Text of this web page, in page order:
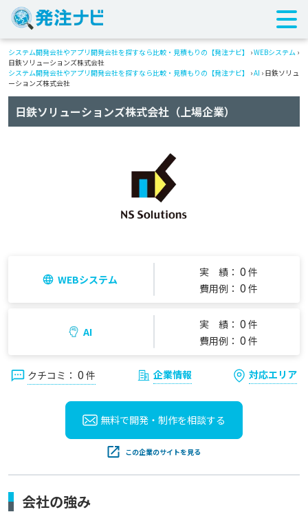
システム開発会社やアプリ開発会社を探すなら比較・見積もりの【発注ナビ】 ›WEBシステム ›
日鉄ソリューションズ株式会社
システム開発会社やアプリ開発会社を探すなら比較・見積もりの【発注ナビ】
›AI › 日鉄ソリュ
ーションズ株式会社
日鉄ソリューションズ株式会社（上場企業）
WEBシステム
実 績： 0 件
費用例： 0 件
AI
実 績： 0 件
費用例： 0 件
クチコミ： 0 件 企業情報 対応エリア
無料で開発・制作を相談する
この企業のサイトを見る
会社の強み